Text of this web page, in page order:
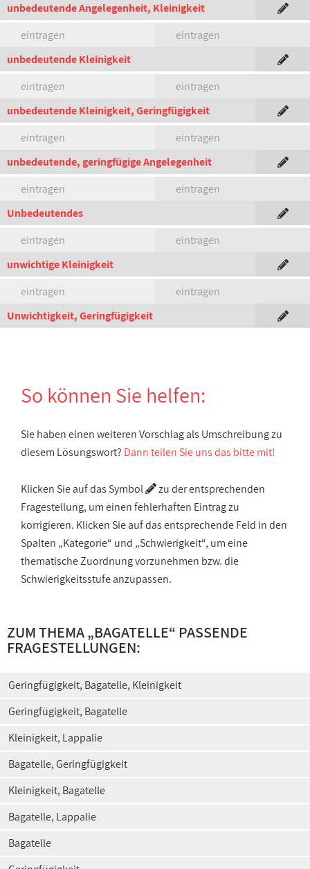
unbedeutende Angelegenheit, Kleinigkeit
eintragen
eintragen
unbedeutende Kleinigkeit
eintragen
eintragen
unbedeutende Kleinigkeit, Geringfügigkeit
eintragen
eintragen
unbedeutende, geringfügige Angelegenheit
eintragen
eintragen
Unbedeutendes
eintragen
eintragen
unwichtige Kleinigkeit
eintragen
eintragen
Unwichtigkeit, Geringfügigkeit
So können Sie helfen:
Sie haben einen weiteren Vorschlag als Umschreibung zu
diesem Lösungswort? Dann teilen Sie uns das bitte mit!
Klicken Sie auf das Symbol
zu der entsprechenden
Fragestellung, um einen fehlerhaften Eintrag zu
korrigieren. Klicken Sie auf das entsprechende Feld in den
Spalten „Kategorie“ und „Schwierigkeit“, um eine
thematische Zuordnung vorzunehmen bzw. die
Schwierigkeitsstufe anzupassen.
ZUM THEMA „BAGATELLE“ PASSENDE
FRAGESTELLUNGEN:
Geringfügigkeit, Bagatelle, Kleinigkeit
Geringfügigkeit, Bagatelle
Kleinigkeit, Lappalie
Bagatelle, Geringfügigkeit
Kleinigkeit, Bagatelle
Bagatelle, Lappalie
Bagatelle